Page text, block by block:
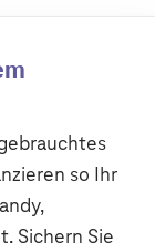
so Ihr
Sichern Sie